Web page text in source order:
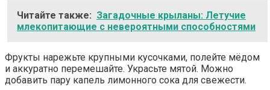
Читайте также: Загадочные крыланы: Летучие
млекопитающие с невероятными способностями
Фрукты нарежьте крупными кусочками, полейте мёдом
и аккуратно перемешайте. Украсьте мятой. Можно
добавить пару капель лимонного сока для свежести.